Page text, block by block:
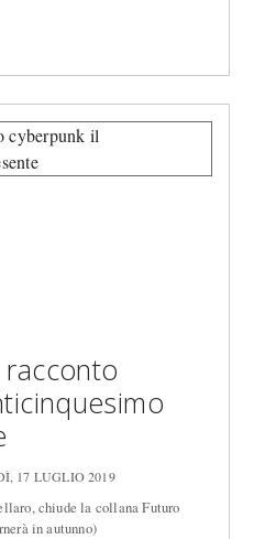
racconto
17 LUGLIO 2019
chiude la collana Futuro
in autunno)